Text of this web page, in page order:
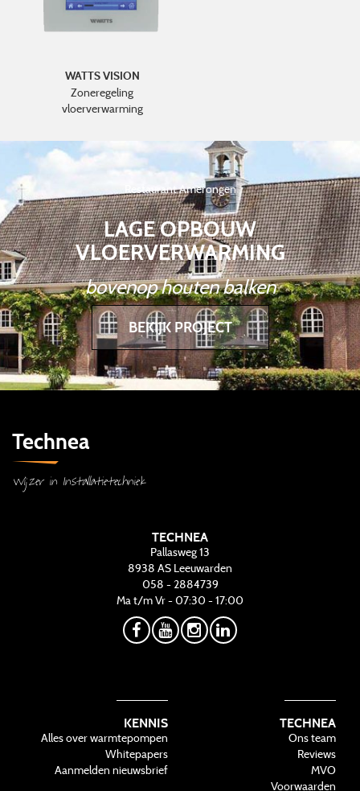
WATTS VISION
Zoneregeling
vloerverwarming
Restaurant Amerongen
LAGE OPBOUW
VLOERVERWARMING
bovenop houten balken
BEKIJK PROJECT
Technea
Wijzer in Installatietechniek
TECHNEA
Pallasweg 13
8938 AS Leeuwarden
058 - 2884739
Ma t/m Vr - 07:30 - 17:00
KENNIS
Alles over warmtepompen
Whitepapers
Aanmelden nieuwsbrief
TECHNEA
Ons team
Reviews
MVO
Voorwaarden